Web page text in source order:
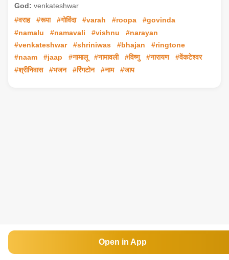
God: venkateshwar
#वराह
#रूपा #गोविंदा #varah #roopa
#govinda
#namalu
#namavali #vishnu
#narayan
#venkateshwar
#shriniwas #bhajan
#ringtone
#naam
#jaap #नामालू #नामावली #विष्णु #नारायण
#वेंकटेश्वर
#श्रीनिवास
#भजन #रिंगटोन #नाम #जाप
Open in App